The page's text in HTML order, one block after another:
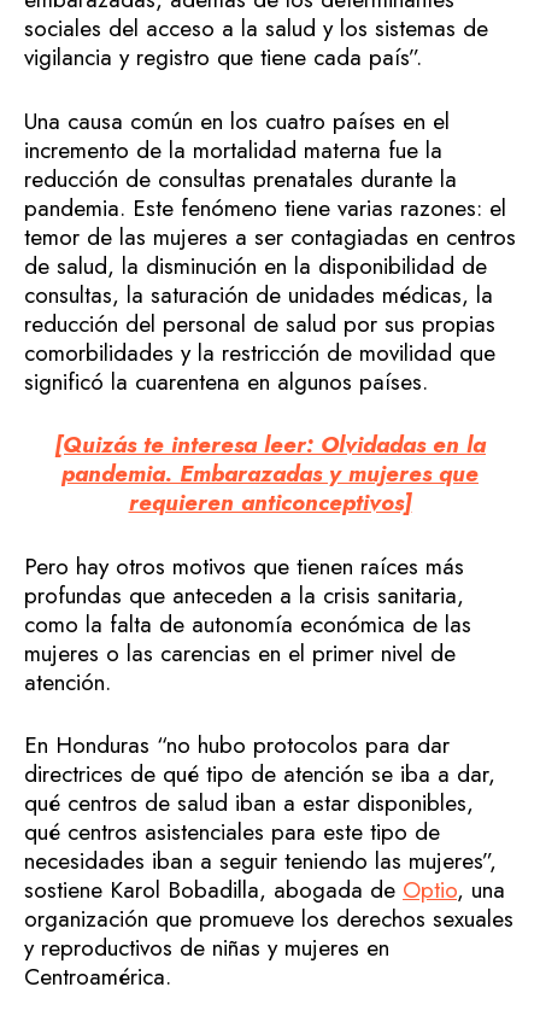
sociales del acceso a la salud y los sistemas de
vigilancia y registro que tiene cada país”.
Una causa común en los cuatro países en el
incremento de la mortalidad materna fue la
reducción de consultas prenatales durante la
pandemia. Este fenómeno tiene varias razones: el
temor de las mujeres a ser contagiadas en centros
de salud, la disminución en la disponibilidad de
consultas, la saturación de unidades médicas, la
reducción del personal de salud por sus propias
comorbilidades y la restricción de movilidad que
significó la cuarentena en algunos países.
[Quizás te interesa leer: Olvidadas en la
pandemia. Embarazadas y mujeres que
requieren anticonceptivos]
Pero hay otros motivos que tienen raíces más
profundas que anteceden a la crisis sanitaria,
como la falta de autonomía económica de las
mujeres o las carencias en el primer nivel de
atención.
En Honduras “no hubo protocolos para dar
directrices de qué tipo de atención se iba a dar,
qué centros de salud iban a estar disponibles,
qué centros asistenciales para este tipo de
necesidades iban a seguir teniendo las mujeres”,
sostiene Karol Bobadilla, abogada de Optio, una
organización que promueve los derechos sexuales
y reproductivos de niñas y mujeres en
Centroamérica.